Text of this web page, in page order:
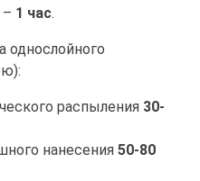
– 1 час.
однослойного
распыления 30-
нанесения 50-80